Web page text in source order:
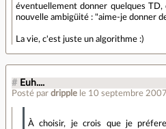
éventuellement donner quelques
nouvelle ambigüité : "aime-je donner
La vie, c'est juste un algorithme :)
# Euh....
Posté par dripple le 10 septembre
À choisir, je crois que je